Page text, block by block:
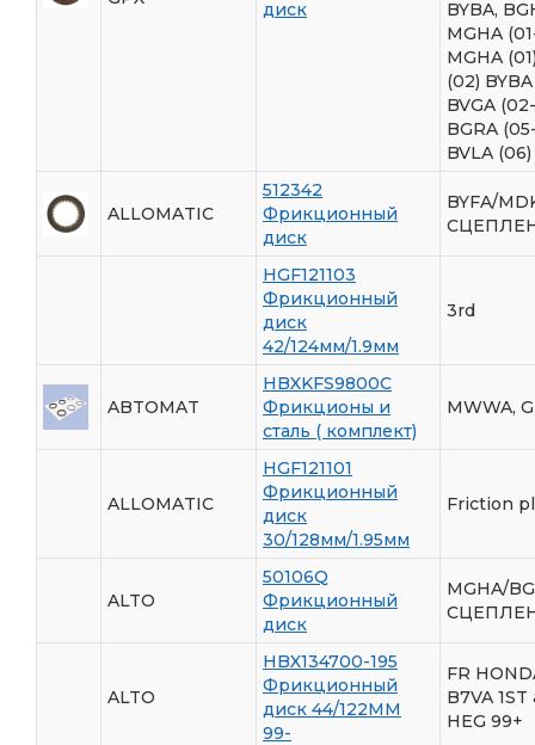
диск
BYBA,
MGHA
MGHA
(02)
BVGA
BGRA
BVLA (06)
ALLOMATIC
512342
Фрикционный
диск
BYFA/
HGF121103
Фрикционный
диск
42/124мм/1.9мм
3rd
ABTOMAT
HBXKFS9800C
Фрикционы и
сталь ( комплект)
MWWA,
ALLOMATIC
HGF121101
Фрикционный
диск
30/128мм/1.95мм
Friction
ALTO
50106Q
Фрикционный
диск
MGHA/
ALTO
HBX134700-195
Фрикционный
диск 44/122ММ
99-
FR
B7VA
HEG 99+